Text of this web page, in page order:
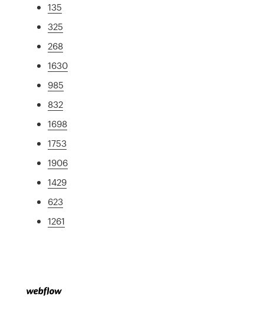
135
325
268
1630
985
832
1698
1753
1906
1429
623
1261